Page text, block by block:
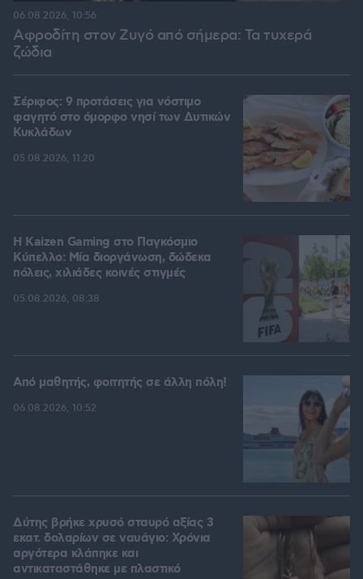
Αφροδίτη στον Ζυγό από σήμερα: Τα τυχερά
ζώδια
06.08.2026, 10:56
Σέριφος: 9 προτάσεις για νόστιμο
φαγητό στο όμορφο νησί των Δυτικών
Κυκλάδων
05.08.2026, 11:20
H Kaizen Gaming στο Παγκόσμιο
Kύπελλο: Μία διοργάνωση, δώδεκα
πόλεις, χιλιάδες κοινές στιγμές
05.08.2026, 08:38
Από μαθητής, φοιτητής σε άλλη πόλη!
06.08.2026, 10:52
Δύτης βρήκε χρυσό σταυρό αξίας 3
εκατ. δολαρίων σε ναυάγιο: Χρόνια
αργότερα κλάπηκε και
αντικαταστάθηκε με πλαστικό